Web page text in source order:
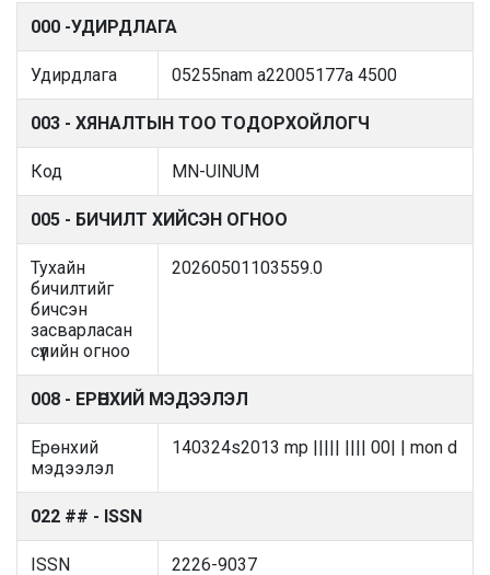
000 -УДИРДЛАГА
Удирдлага 05255nam a22005177a 4500
003 - ХЯНАЛТЫН ТОО ТОДОРХОЙЛОГЧ
Код MN-UlNUM
005 - БИЧИЛТ ХИЙСЭН ОГНОО
Тухайн
бичилтийг
бичсэн
засварласан
сүүлийн огноо
20260501103559.0
008 - ЕРӨНХИЙ МЭДЭЭЛЭЛ
Ерөнхий
мэдээлэл
140324s2013 mp ||||| |||| 00| | mon d
022 ## - ISSN
ISSN 2226-9037